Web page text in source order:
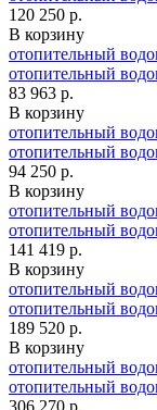
120 250 р.
В корзину
отопительный
отопительный
83 963 р.
В корзину
отопительный
отопительный
94 250 р.
В корзину
отопительный
отопительный
141 419 р.
В корзину
отопительный
отопительный
189 520 р.
В корзину
отопительный
отопительный